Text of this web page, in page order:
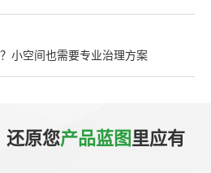
小空间也需要专业治理方案
还原您产品蓝图里应有